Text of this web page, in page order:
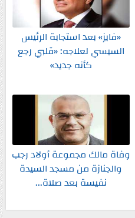
«فايز» بعد استجابة الرئيس
السيسي لعلاجه: «قلبي رجع
كأنه جديد»
وفاة مالك مجموعة أولاد رجب
والجنازة من مسجد السيدة
نفيسة بعد صلاة...